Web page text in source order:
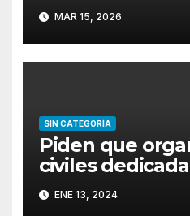
MAR 15, 2026
SIN CATEGORÍA
Piden que
civiles
protección de
compañía
ENE 13, 2024